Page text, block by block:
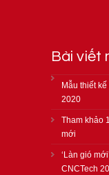
Bài viết
Mẫu thiết
2020
Tham khảo
mới
‘Làn gió
CNCTech